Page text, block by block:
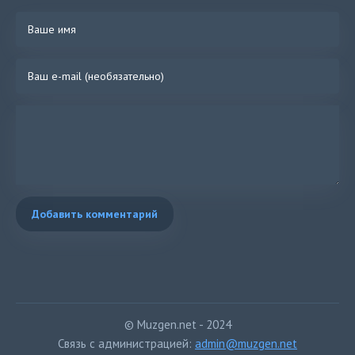
Добавить комментарий
© Muzgen.net - 2024
Связь с администрацией: admin@muzgen.net